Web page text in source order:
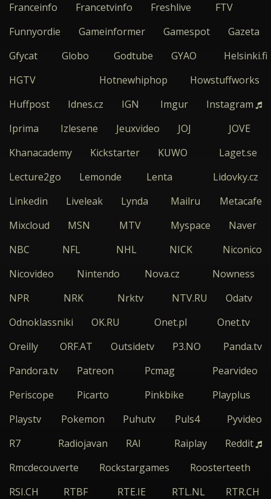
Franceinfo
Francetvinfo Freshlive
FTV
Funnyordie
Gameinformer Gamespot
Gazeta
Gfycat
Globo Godtube GYAO
Helsinki.fi
HGTV
Hotnewhiphop
Howstuffworks
Huffpost
Idnes.cz IGN Imgur
Instagram
Iprima
Izlesene Jeuxvideo JOJ
JOVE
Khanacademy
Kickstarter KUWO
Laget.se
Lecture2go
Lemonde Lenta
Lidovky.cz
Linkedin
Liveleak Lynda Mailru
Metacafe
Mixcloud
MSN MTV Myspace
Naver
NBC
NFL NHL NICK
Niconico
Nicovideo
Nintendo Nova.cz
Nowness
NPR
NRK Nrktv NTV.RU
Odatv
Odnoklassniki
OK.RU Onet.pl
Onet.tv
Oreilly
ORF.AT Outsidetv P3.NO
Panda.tv
Pandora.tv
Patreon Pcmag
Pearvideo
Periscope
Picarto Pinkbike
Playplus
Playstv
Pokemon Puhutv Puls4
Pyvideo
R7
Radiojavan RAI Raiplay
Reddit
Rmcdecouverte
Rockstargames
Roosterteeth
RSI.CH
RTBF RTE.IE RTL.NL
RTR.CH